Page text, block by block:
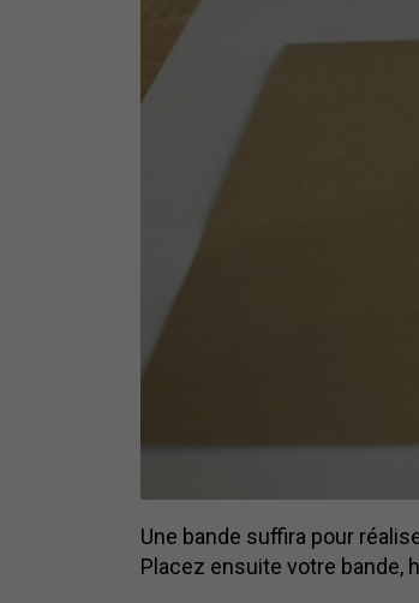
Une bande suffira pour
Placez ensuite votre bande,